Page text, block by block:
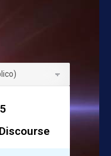
região,
este ensino e
obras